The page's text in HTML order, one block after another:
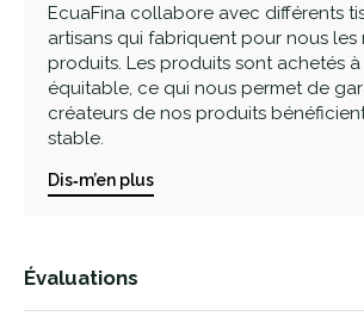
EcuaFina collabore avec différents
artisans qui fabriquent pour nous les
produits. Les produits sont achetés à
équitable, ce qui nous permet de
créateurs de nos produits
stable.
Dis‑m’en plus
Évaluations